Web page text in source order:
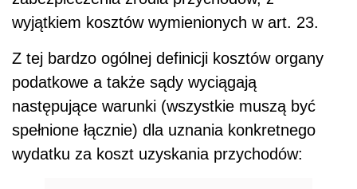
wyjątkiem kosztów wymienionych w art. 23.
Z tej bardzo ogólnej definicji kosztów organy
podatkowe a także sądy wyciągają
następujące warunki (wszystkie muszą być
spełnione łącznie) dla uznania konkretnego
wydatku za koszt uzyskania przychodów: